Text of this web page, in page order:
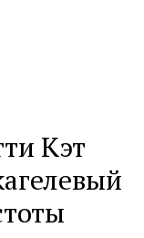
Кэт